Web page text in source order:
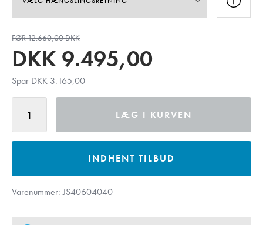
FØR 12.660,00 DKK
DKK 9.495,00
Spar DKK 3.165,00
LÆG I KURVEN
INDHENT TILBUD
Varenummer: JS40604040